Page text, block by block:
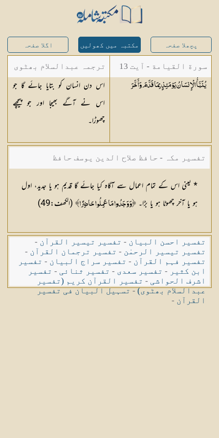
پچھلا صفحہ مکتبہ میں کھولیں اگلا صفحہ
سورة القيامة - آیت 13
يُنَبَّأُ الْإِنسَانُ يَوْمَئِذٍ بِمَا قَدَّمَوَأَخَّرَ
ترجمہ عبدالسلام بھٹوی
- عبدالسلام بن محمد
اس دن انسان کو بتایا جائے گا جو
اس نے آگے بھیجا اور جو پیچھے
چھوڑا۔
تفسیر مکہ - حافظ صلاح الدین یوسف حافظ
* یعنی اس کے تمام اعمال سے آگاہ کیا جائے گا قدیم ہو یا جدید، اول
ہو یا آخر چھوٹا ہو یا بڑا۔ ﴿وَوَجَدُوا مَا عَمِلُوا حَاضِرًا﴾ (الکھف:49)
تفسیر احسن البیان - تفسیر تیسیر القرآن -
تفسیر تیسیر الرحمٰن - تفسیر ترجمان القرآن -
تفسیر فہم القرآن - تفسیر سراج البیان - تفسیر
ابن کثیر - تفسیر سعدی - تفسیر ثنائی - تفسیر
اشرف الحواشی - تفسیر القرآن کریم (تفسیر
عبدالسلام بھٹوی)-تسہیل البیان فی تفسیر
القرآن -